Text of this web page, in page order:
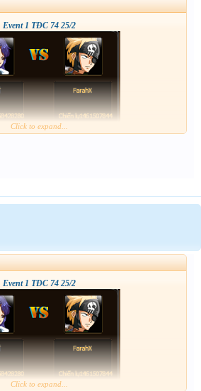
Event 1 TĐC 74 25/2
Click to expand...
Event 1 TĐC 74 25/2
Click to expand...